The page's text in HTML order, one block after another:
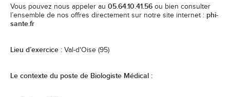
Vous pouvez nous appeler au 05.64.10.41.56 ou bien consulter
l’ensemble de nos offres directement sur notre site internet : phi-
sante.fr
Lieu d’exercice : Val-d'Oise (95)
Le contexte du poste de Biologiste Médical :